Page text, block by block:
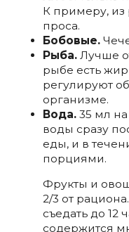
К примеру, из
проса.
Бобовые.
Рыба.Лучше
рыбе есть
регулируют
организме.
Вода. 35 мл на
воды сразу
еды, и в
порциями.
Фрукты и
2/3 от
съедать до 12
содержится